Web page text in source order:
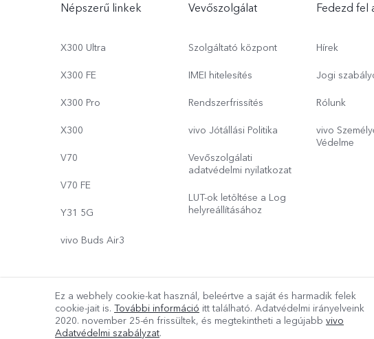
Népszerű linkek
X300 Ultra
X300 FE
X300 Pro
X300
V70
V70 FE
Y31 5G
vivo Buds Air3
Vevőszolgálat
Szolgáltató központ
IMEI hitelesítés
Rendszerfrissítés
vivo Jótállási Politika
Vevőszolgálati
adatvédelmi nyilatkozat
LUT-ok letöltése a Log
helyreállításához
Fedezd fel
Hírek
Jogi
Rólunk
vivo
Védelme
Copyright © 2026 vivo Mobile Communication Co.,Ltd.Minden jog fenntartva.
A vivo adatokra vonatkozó irányelve
Ez a webhely cookie-kat használ, beleértve a saját és harmadik felek
cookie-jait is. További információ itt található. Adatvédelmi irányelveink
2020. november 25-én frissültek, és megtekintheti a legújabb vivo
Adatvédelmi szabályzat.